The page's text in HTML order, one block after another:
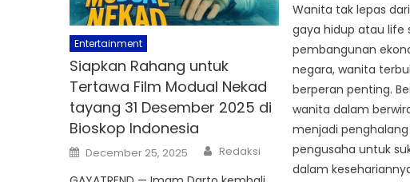
Entertainment
Siapkan Rahang untuk
Tertawa Film Modual Nekad
tayang 31 Desember 2025 di
Bioskop Indonesia
Posted
on
December 25, 2025 Author
Redaksi
Wanita tak lepas
gaya hidup atau life
pembangunan
negara, wanita
berperan penting.
wanita dalam
menjadi
pengusaha untuk
dalam